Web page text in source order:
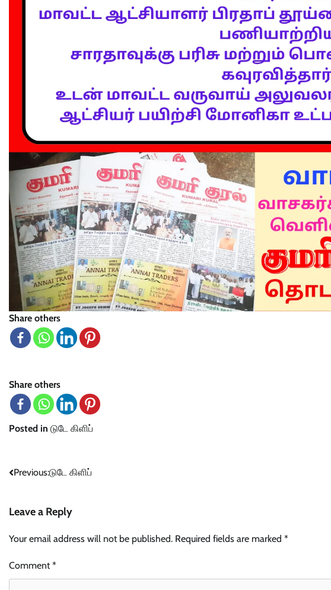
Share others
Share others
Posted in டுடே கிளிப்
Post
Previous:டுடே கிளிப்
Leave a Reply
Your email address will not be published. Required fields are marked *
Comment*